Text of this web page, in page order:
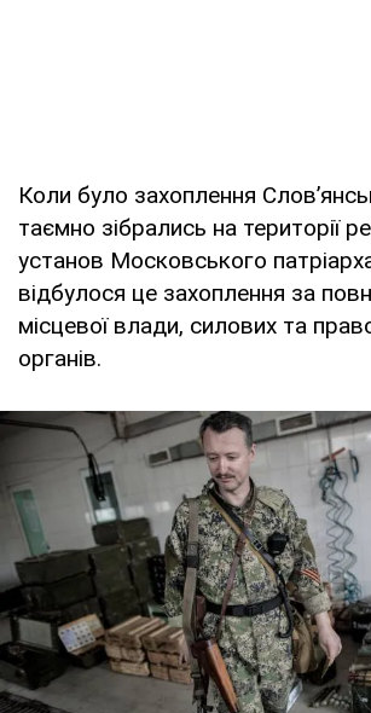
Коли було захоплення
таємно зібрались на території
установ Московського
відбулося це захоплення за
місцевої влади, силових та
органів.